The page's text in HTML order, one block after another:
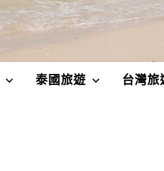
泰國旅遊 台灣旅